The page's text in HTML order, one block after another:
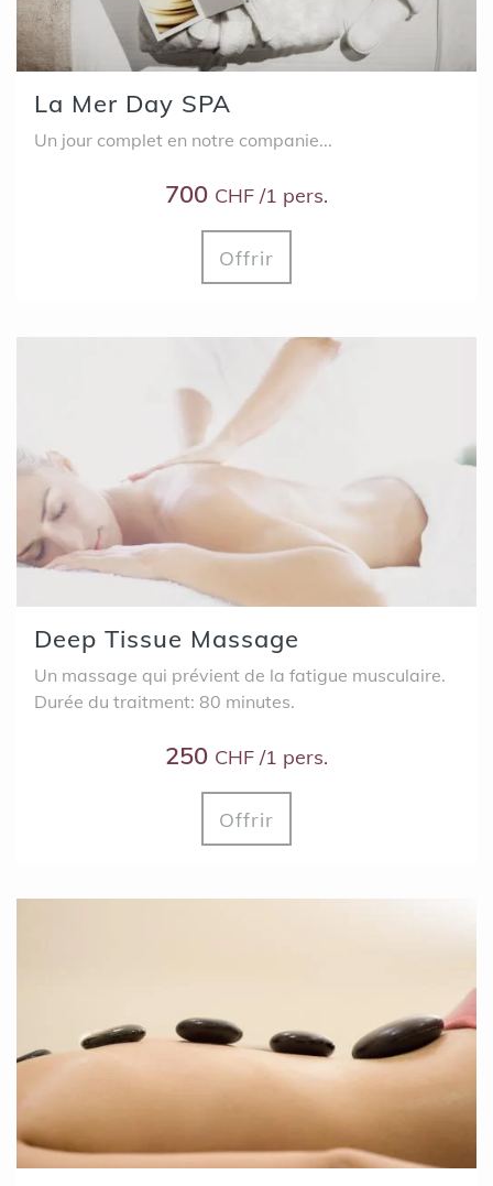
La Mer Day SPA
Un jour complet en notre companie...
700 CHF /1 pers.
Offrir
Deep Tissue Massage
Un massage qui prévient de la fatigue musculaire.
Durée du traitment: 80 minutes.
250 CHF /1 pers.
Offrir